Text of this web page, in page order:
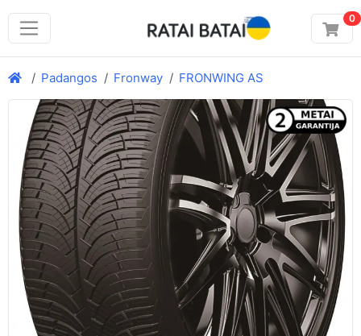
0
Padangos Fronway FRONWING AS